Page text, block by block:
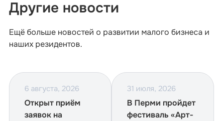
Другие новости
Ещё больше новостей о развитии малого бизнеса и
наших резидентов.
6 августа, 2026
Открыт приём
заявок на
31 июля, 2026
В Перми пройдет
фестиваль «Арт-